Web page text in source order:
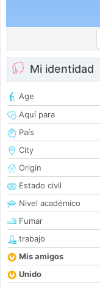
Mi identidad
Age
Aquí para
País
City
Origin
Estado civil
Nivel académico
Fumar
trabajo
Mis amigos
Unido